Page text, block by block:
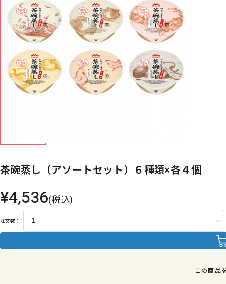
茶碗蒸し（アソートセット）６種類×各４個
¥4,536(税込)
注文数：
この商品